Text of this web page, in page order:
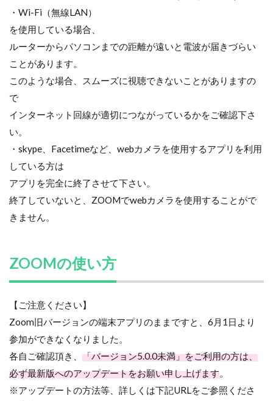
・Wi-Fi（無線LAN）
を使用している場合、
ルーターからパソコンまでの距離が遠いと電波が届きづらい
ことがあります。
このような場合、スムーズに視聴できないことがありますの
で
インターネット回線が適切につながっているかをご確認下さ
い。
・skype、Facetimeなど、webカメラを使用するアプリを利用
している方は
アプリを完全に終了させて下さい。
終了していないと、ZOOMでwebカメラを使用することがで
きません。
ZOOMの使い方
【ご注意ください】
Zoom旧バージョンの端末アプリのままですと、6月1日より
参加ができなくなりました。
各自ご確認頂き、 「バージョン5.0.0未満」をご利用の方は、
必ず最新版へのアップデートをお願い申し上げます。
※アップデートの方法等、詳しくは下記URLをご参照くださ